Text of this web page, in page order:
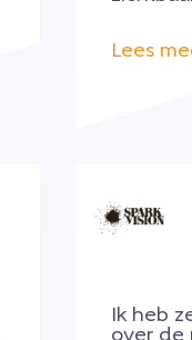
Lees
Ik heb